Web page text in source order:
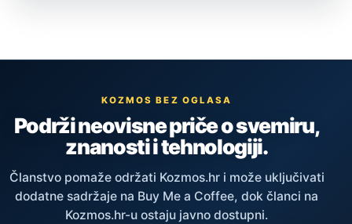
KOZMOS BEZ OGLASA
Podrži neovisne priče o svemiru,
znanosti i tehnologiji.
Članstvo pomaže održati Kozmos.hr i može uključivati
dodatne sadržaje na Buy Me a Coffee, dok članci na
Kozmos.hr-u ostaju javno dostupni.